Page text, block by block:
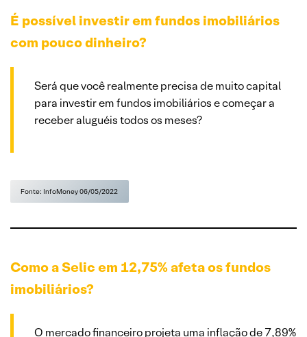
É possível investir em fundos imobiliários
com pouco dinheiro?
Será que você realmente precisa de muito capital
para investir em fundos imobiliários e começar a
receber aluguéis todos os meses?
Fonte: InfoMoney 06/05/2022
Como a Selic em 12,75% afeta os fundos
imobiliários?
O mercado financeiro projeta uma inflação de 7,89%